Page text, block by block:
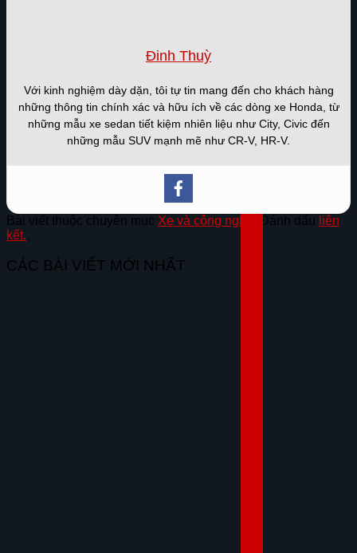
Đinh Thuỳ
Với kinh nghiệm dày dặn, tôi tự tin mang đến cho khách hàng
những thông tin chính xác và hữu ích về các dòng xe Honda, từ
những mẫu xe sedan tiết kiệm nhiên liệu như City, Civic đến
những mẫu SUV mạnh mẽ như CR-V, HR-V.
Bài viết thuộc chuyên mục Xe và công nghệ . Đánh dấu liên
kết..
CÁC BÀI VIẾT MỚI NHẤT